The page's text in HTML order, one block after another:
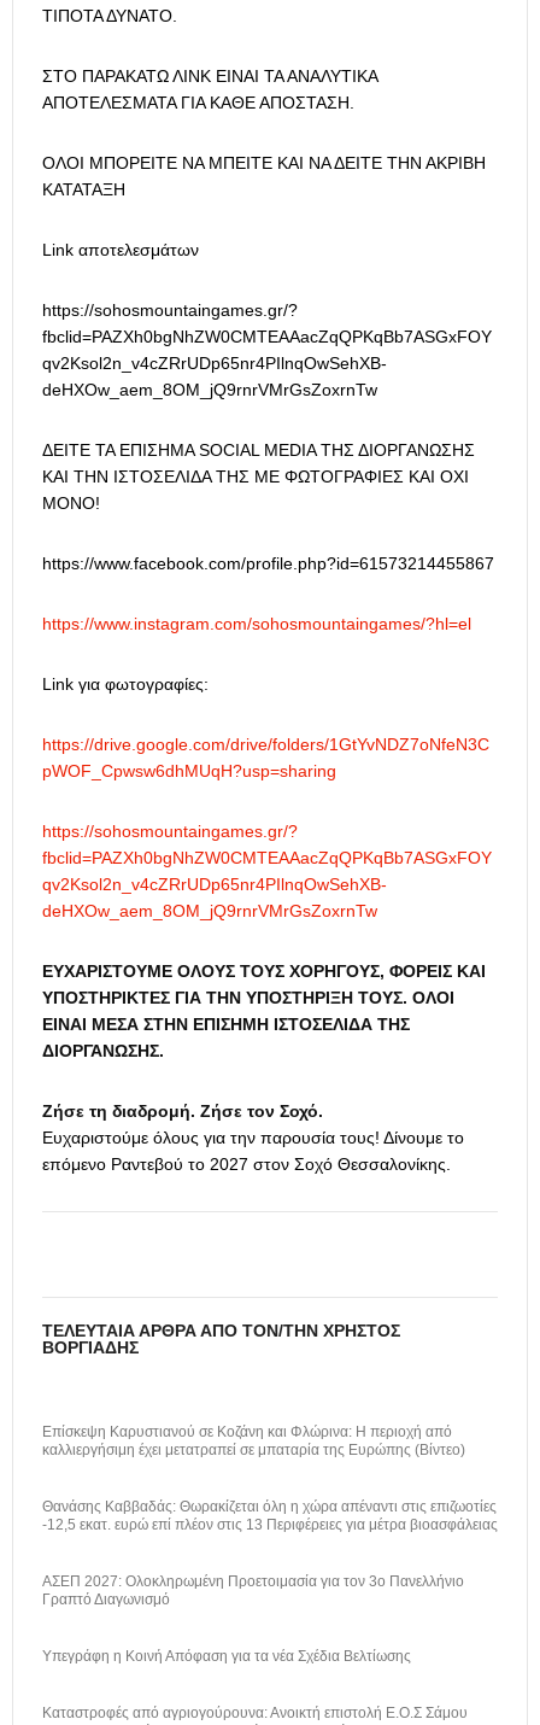
ΤΙΠΟΤΑ ΔΥΝΑΤΟ.
ΣΤΟ ΠΑΡΑΚΑΤΩ ΛΙΝΚ ΕΙΝΑΙ ΤΑ ΑΝΑΛΥΤΙΚΑ
ΑΠΟΤΕΛΕΣΜΑΤΑ ΓΙΑ ΚΑΘΕ ΑΠΟΣΤΑΣΗ.
ΟΛΟΙ ΜΠΟΡΕΙΤΕ ΝΑ ΜΠΕΙΤΕ ΚΑΙ ΝΑ ΔΕΙΤΕ ΤΗΝ ΑΚΡΙΒΗ
ΚΑΤΑΤΑΞΗ
Link αποτελεσμάτων
https://sohosmountaingames.gr/?
fbclid=PAZXh0bgNhZW0CMTEAAacZqQPKqBb7ASGxFOY
qv2Ksol2n_v4cZRrUDp65nr4PIlnqOwSehXB-
deHXOw_aem_8OM_jQ9rnrVMrGsZoxrnTw
ΔΕΙΤΕ ΤΑ ΕΠΙΣΗΜΑ SOCIAL MEDIA ΤΗΣ ΔΙΟΡΓΑΝΩΣΗΣ
KAI TΗΝ ΙΣΤΟΣΕΛΙΔΑ ΤΗΣ ΜΕ ΦΩΤΟΓΡΑΦΙΕΣ ΚΑΙ ΟΧΙ
ΜΟΝΟ!
https://www.facebook.com/profile.php?id=61573214455867
https://www.instagram.com/sohosmountaingames/?hl=el
Link για φωτογραφίες:
https://drive.google.com/drive/folders/1GtYvNDZ7oNfeN3C
pWOF_Cpwsw6dhMUqH?usp=sharing
https://sohosmountaingames.gr/?
fbclid=PAZXh0bgNhZW0CMTEAAacZqQPKqBb7ASGxFOY
qv2Ksol2n_v4cZRrUDp65nr4PIlnqOwSehXB-
deHXOw_aem_8OM_jQ9rnrVMrGsZoxrnTw
ΕΥΧΑΡΙΣΤΟΥΜΕ ΟΛΟΥΣ ΤΟΥΣ ΧΟΡΗΓΟΥΣ, ΦΟΡΕΙΣ ΚΑΙ
ΥΠΟΣΤΗΡΙΚΤΕΣ ΓΙΑ ΤΗΝ ΥΠΟΣΤΗΡΙΞΗ ΤΟΥΣ. ΟΛΟΙ
ΕΙΝΑΙ ΜΕΣΑ ΣΤΗΝ ΕΠΙΣΗΜΗ ΙΣΤΟΣΕΛΙΔΑ ΤΗΣ
ΔΙΟΡΓΑΝΩΣΗΣ.
Ζήσε τη διαδρομή. Ζήσε τον Σοχό.
Ευχαριστούμε όλους για την παρουσία τους! Δίνουμε το
επόμενο Ραντεβού το 2027 στον Σοχό Θεσσαλονίκης.
ΤΕΛΕΥΤΑΊΑ ΆΡΘΡΑ ΑΠΌ ΤΟΝ/ΤΗΝ ΧΡΉΣΤΟΣ
ΒΟΡΓΙΆΔΗΣ
Επίσκεψη Καρυστιανού σε Κοζάνη και Φλώρινα: Η περιοχή από
καλλιεργήσιμη έχει μετατραπεί σε μπαταρία της Ευρώπης (Βίντεο)
Θανάσης Καββαδάς: Θωρακίζεται όλη η χώρα απέναντι στις επιζωοτίες
-12,5 εκατ. ευρώ επί πλέον στις 13 Περιφέρειες για μέτρα βιοασφάλειας
ΑΣΕΠ 2027: Ολοκληρωμένη Προετοιμασία για τον 3ο Πανελλήνιο
Γραπτό Διαγωνισμό
Υπεγράφη η Κοινή Απόφαση για τα νέα Σχέδια Βελτίωσης
Καταστροφές από αγριογούρουνα: Ανοικτή επιστολή Ε.Ο.Σ Σάμου